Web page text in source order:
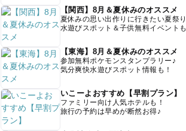
【関西】8月＆夏休みのオススメ
夏休みの思い出作りに行きたい夏祭り
水遊びスポット＆子供無料イベントも
【東海】8月＆夏休みのオススメ
参加無料ポケモンスタンプラリー♪
気分爽快水遊びスポット情報も！
いこーよおすすめ【早割プラン】
ファミリー向け人気ホテルも！
旅行の予約は早めが断然お得♪